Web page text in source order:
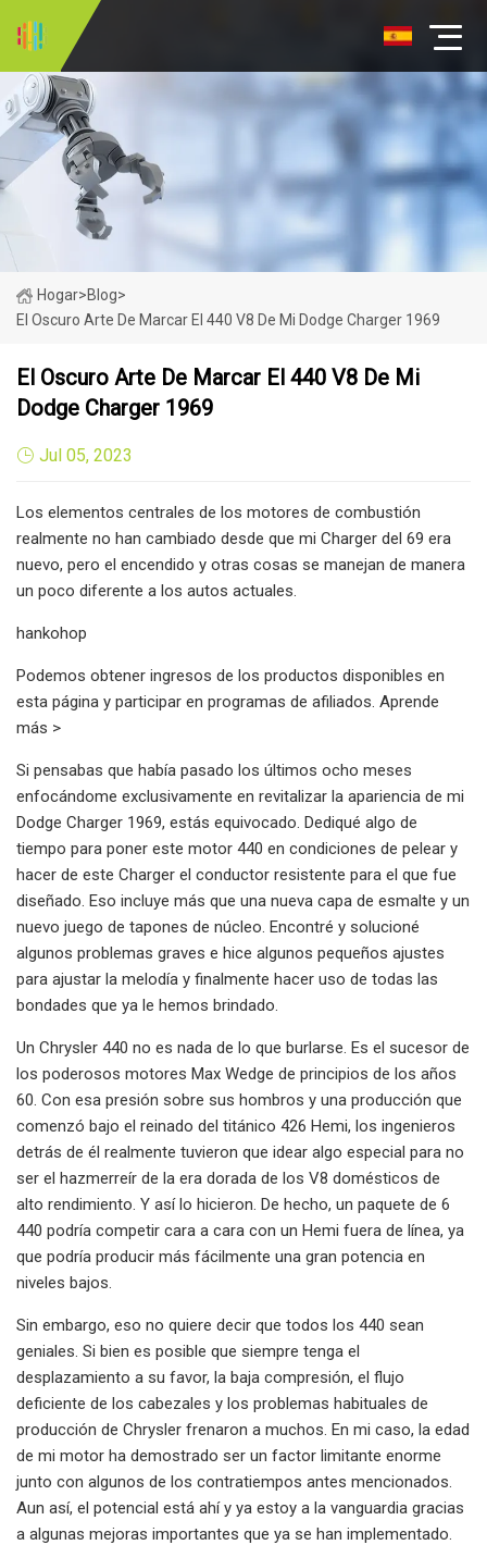
Hogar>Blog>
El Oscuro Arte De Marcar El 440 V8 De Mi Dodge Charger 1969
El Oscuro Arte De Marcar El 440 V8 De Mi
Dodge Charger 1969
Jul 05, 2023
Los elementos centrales de los motores de combustión
realmente no han cambiado desde que mi Charger del 69 era
nuevo, pero el encendido y otras cosas se manejan de manera
un poco diferente a los autos actuales.
hankohop
Podemos obtener ingresos de los productos disponibles en
esta página y participar en programas de afiliados. Aprende
más >
Si pensabas que había pasado los últimos ocho meses
enfocándome exclusivamente en revitalizar la apariencia de mi
Dodge Charger 1969, estás equivocado. Dediqué algo de
tiempo para poner este motor 440 en condiciones de pelear y
hacer de este Charger el conductor resistente para el que fue
diseñado. Eso incluye más que una nueva capa de esmalte y un
nuevo juego de tapones de núcleo. Encontré y solucioné
algunos problemas graves e hice algunos pequeños ajustes
para ajustar la melodía y finalmente hacer uso de todas las
bondades que ya le hemos brindado.
Un Chrysler 440 no es nada de lo que burlarse. Es el sucesor de
los poderosos motores Max Wedge de principios de los años
60. Con esa presión sobre sus hombros y una producción que
comenzó bajo el reinado del titánico 426 Hemi, los ingenieros
detrás de él realmente tuvieron que idear algo especial para no
ser el hazmerreír de la era dorada de los V8 domésticos de
alto rendimiento. Y así lo hicieron. De hecho, un paquete de 6
440 podría competir cara a cara con un Hemi fuera de línea, ya
que podría producir más fácilmente una gran potencia en
niveles bajos.
Sin embargo, eso no quiere decir que todos los 440 sean
geniales. Si bien es posible que siempre tenga el
desplazamiento a su favor, la baja compresión, el flujo
deficiente de los cabezales y los problemas habituales de
producción de Chrysler frenaron a muchos. En mi caso, la edad
de mi motor ha demostrado ser un factor limitante enorme
junto con algunos de los contratiempos antes mencionados.
Aun así, el potencial está ahí y ya estoy a la vanguardia gracias
a algunas mejoras importantes que ya se han implementado.